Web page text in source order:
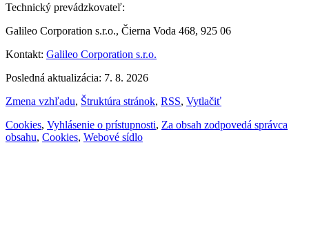
Technický prevádzkovateľ:
Galileo Corporation s.r.o., Čierna Voda 468, 925 06
Kontakt: Galileo Corporation s.r.o.
Posledná aktualizácia: 7. 8. 2026
Zmena vzhľadu, Štruktúra stránok, RSS, Vytlačiť
Cookies, Vyhlásenie o prístupnosti, Za obsah zodpovedá správca
obsahu, Cookies, Webové sídlo